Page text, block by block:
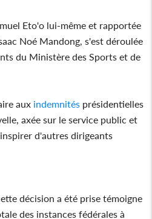
Eto'o lui-même et rapportée
Noé Mandong, s'est déroulée
du Ministère des Sports et de
aux indemnités présidentielles
axée sur le service public et
d'autres dirigeants
décision a été prise témoigne
des instances fédérales à